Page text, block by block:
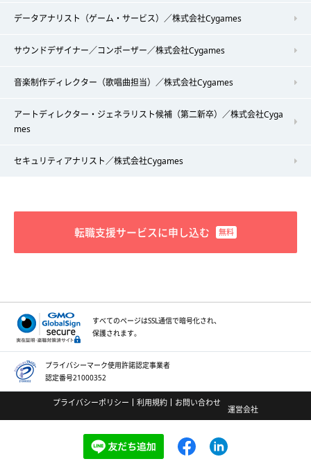
データアナリスト（ゲーム・サービス）／株式会社Cygames
サウンドデザイナー／コンポーザー／株式会社Cygames
音楽制作ディレクター（歌唱曲担当）／株式会社Cygames
アートディレクター・ジェネラリスト候補（第二新卒）／株式会社Cyga
mes
セキュリティアナリスト／株式会社Cygames
転職支援サービスに申し込む
すべてのページはSSL通信で暗号化され、
保護されます。
プライバシーマーク使用許諾認定事業者
認定番号21000352
プライバシーポリシー 利用規約 お問い合わせ
運営会社